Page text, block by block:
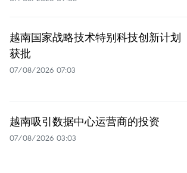
越南国家战略技术特别科技创新计划
获批
07/08/2026 07:03
越南吸引数据中心运营商的投资
07/08/2026 03:03